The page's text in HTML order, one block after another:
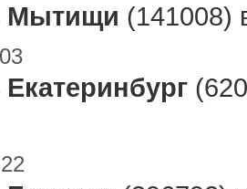
Мытищи (141008)
Екатеринбург